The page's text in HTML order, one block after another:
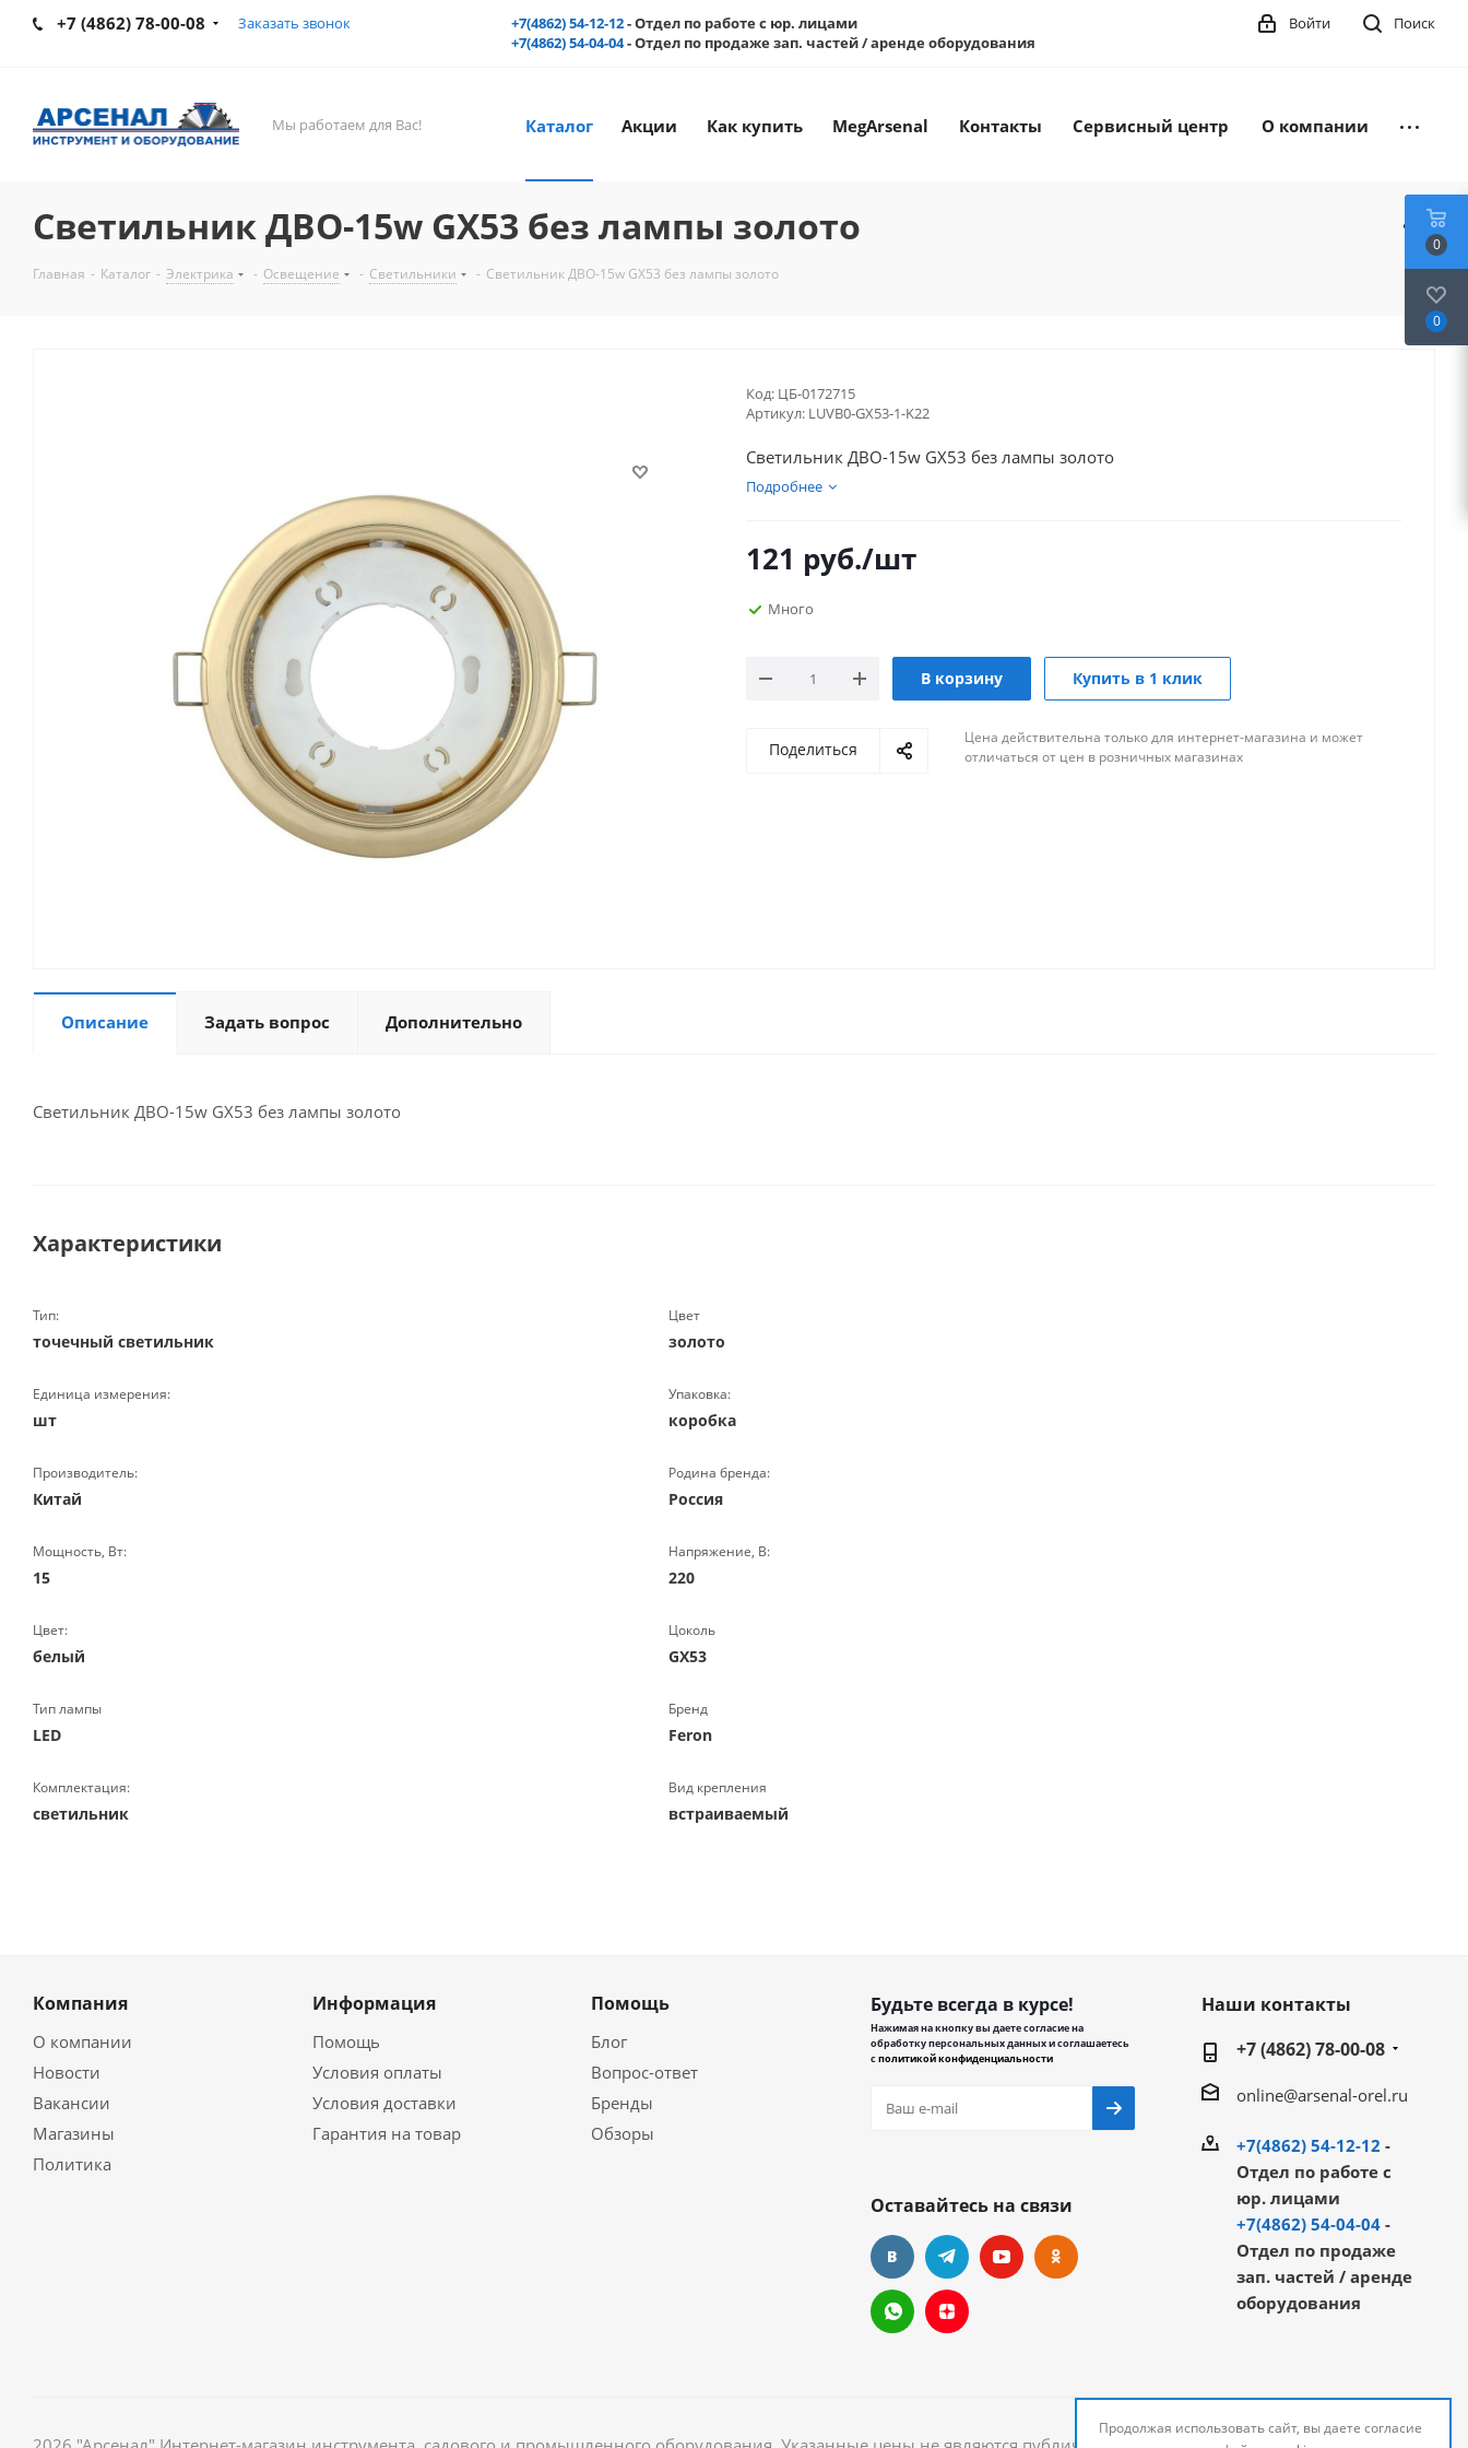
+7 (4862) 78-00-08 Заказать звонок +7(4862) 54-12-12- Отдел по работе с юр. лицами
+7(4862) 54-04-04- Отдел по продаже зап. частей / аренде оборудования
Поиск
Войти
Мы работаем для Вас! Каталог Акции Как купить MegArsenal Контакты Сервисный центр О компании
Светильник ДВО-15w GX53 без лампы золото
Главная - Каталог - Электрика - Освещение - Светильники - Светильник ДВО-15w GX53 без лампы золото
Код: ЦБ-0172715
Артикул: LUVB0-GX53-1-K22
Светильник ДВО-15w GX53 без лампы золото
Подробнее
121 руб./шт
Много
В корзину Купить в 1 клик
Поделиться
Цена действительна только для интернет-магазина и может
отличаться от цен в розничных магазинах
Описание Задать вопрос Дополнительно
Светильник ДВО-15w GX53 без лампы золото
Характеристики
Тип:
точечный светильник
Цвет
золото
Единица измерения:
шт
Упаковка:
коробка
Производитель:
Китай
Родина бренда:
Россия
Мощность, Вт:
15
Напряжение, В:
220
Цвет:
белый
Цоколь
GX53
Тип лампы
LED
Бренд
Feron
Комплектация:
светильник
Вид крепления
встраиваемый
Компания
О компании
Новости
Вакансии
Магазины
Политика
Информация
Помощь
Условия оплаты
Условия доставки
Гарантия на товар
Помощь
Блог
Вопрос-ответ
Бренды
Обзоры
Будьте всегда в курсе!
Нажимая на кнопку вы даете согласие на
обработку персональных данных и соглашаетесь
сполитикой конфиденциальности
Оставайтесь на связи
Наши контакты
+7 (4862) 78-00-08
online@arsenal-orel.ru
+7(4862) 54-12-12 -
Отдел по работе с
юр. лицами
+7(4862) 54-04-04-
Отдел по продаже
зап. частей / аренде
оборудования
0
0
Продолжая использовать сайт, вы даете согласие